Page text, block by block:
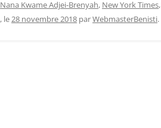
Nana Kwame Adjei-Brenyah, New York Times,
, le28 novembre 2018 parWebmasterBenisti.